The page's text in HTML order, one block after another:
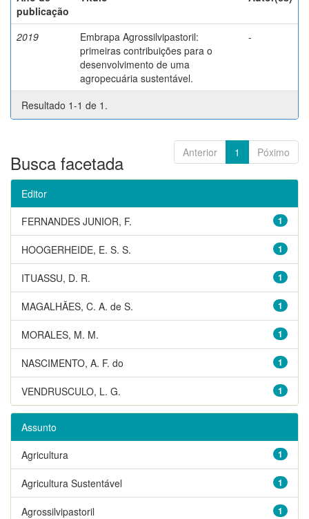
publicação
2019
Embrapa Agrossilvipastoril:
primeiras contribuições para o
desenvolvimento de uma
agropecuária sustentável.
-
Resultado 1-1 de 1.
Anterior 1 Póximo
Busca facetada
Editor
1
FERNANDES JUNIOR, F.
1
HOOGERHEIDE, E. S. S.
1
ITUASSU, D. R.
1
MAGALHÃES, C. A. de S.
1
MORALES, M. M.
1
NASCIMENTO, A. F. do
1
VENDRUSCULO, L. G.
Assunto
1
Agricultura
1
Agricultura Sustentável
1
Agrossilvipastoril